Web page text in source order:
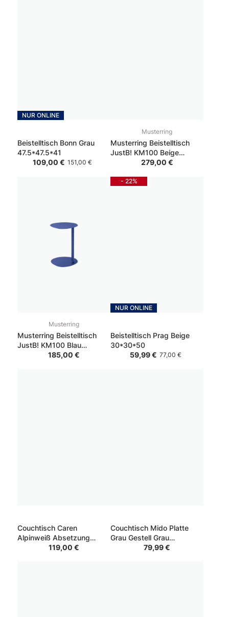
NUR ONLINE
Beistelltisch Bonn Grau
47.5*47.5*41
109,00 € 151,00 €
Musterring
Musterring Beistelltisch
JustB! KM100 Beige
35*35*50279,00 €
Musterring
Musterring Beistelltisch
JustB! KM100 Blau
36.2*38.4*50
185,00 €
- 22%
NUR ONLINE
Beistelltisch Prag Beige
30*30*50
59,99 € 77,00 €
Couchtisch Caren
Alpinweiß Absetzung
119,00 €
Couchtisch Mido Platte
Grau Gestell Grau
50*50*4079,99 €